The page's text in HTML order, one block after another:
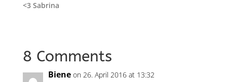
<3 Sabrina
8 Comments
Biene on 26. April 2016 at 13:32